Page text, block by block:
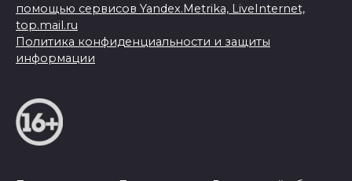
помощью сервисов Yandex.Metrika, LiveInternet,
top.mail.ru
Политика конфиденциальности и защиты
информации